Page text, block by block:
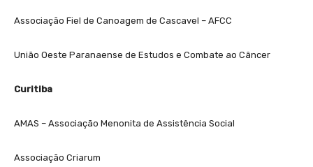
Associação Fiel de Canoagem de Cascavel – AFCC
União Oeste Paranaense de Estudos e Combate ao Câncer
Curitiba
AMAS – Associação Menonita de Assistência Social
Associação Criarum